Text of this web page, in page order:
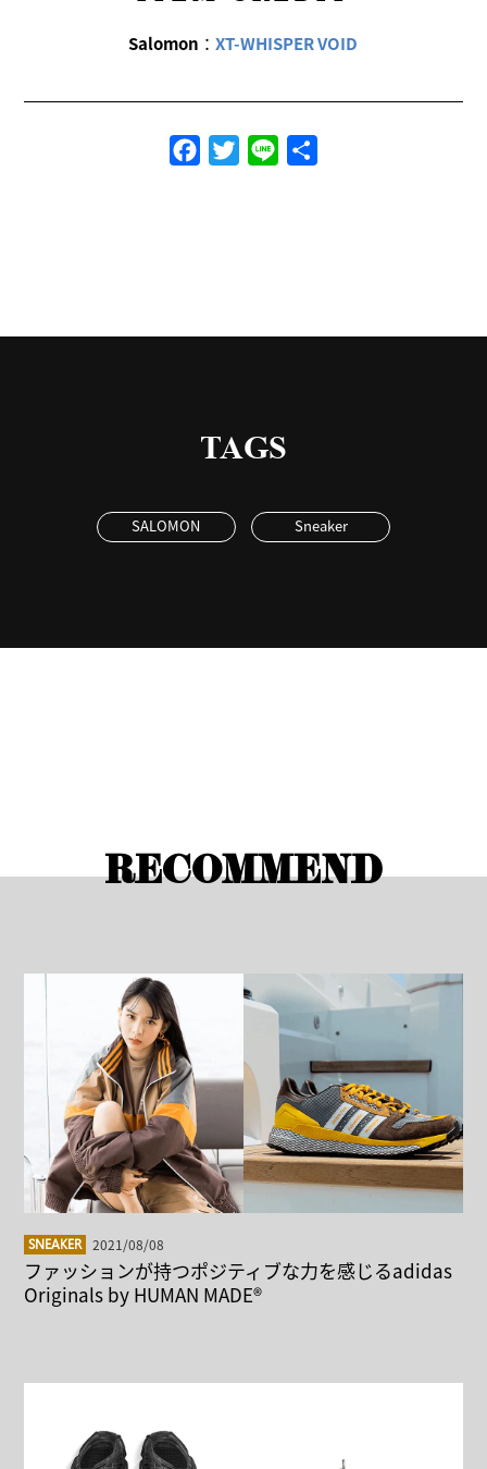
Salomon ：XT-WHISPER VOID
FacebookTwitterLine
TAGS
SALOMON Sneaker
RECOMMEND
SNEAKER 2021/08/08
ファッションが持つポジティブな力を感じるadidas
Originals by HUMAN MADE®